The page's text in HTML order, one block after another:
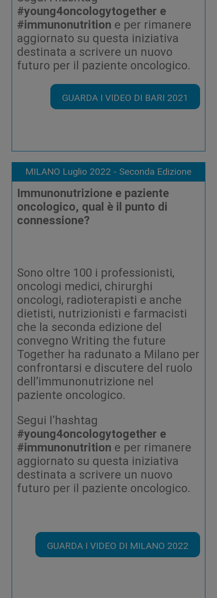
#young4oncologytogether e
#immunonutrition e per rimanere
aggiornato su questa iniziativa
destinata a scrivere un nuovo
futuro per il paziente oncologico.
GUARDA I VIDEO DI BARI 2021
MILANO Luglio 2022 - Seconda Edizione
Immunonutrizione e paziente
oncologico, qual è il punto di
connessione?
Sono oltre 100 i professionisti,
oncologi medici, chirurghi
oncologi, radioterapisti e anche
dietisti, nutrizionisti e farmacisti
che la seconda edizione del
convegno Writing the future
Together ha radunato a Milano per
confrontarsi e discutere del ruolo
dell’immunonutrizione nel
paziente oncologico.
Segui l’hashtag
#young4oncologytogether e
#immunonutrition e per rimanere
aggiornato su questa iniziativa
destinata a scrivere un nuovo
futuro per il paziente oncologico.
GUARDA I VIDEO DI MILANO 2022